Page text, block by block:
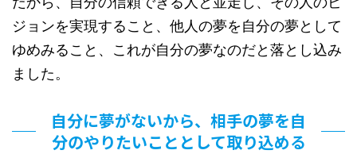
ジョンを実現すること、他人の夢を自分の夢として
ゆめみること、これが自分の夢なのだと落とし込み
ました。
自分に夢がないから、相手の夢を自
分のやりたいこととして取り込める